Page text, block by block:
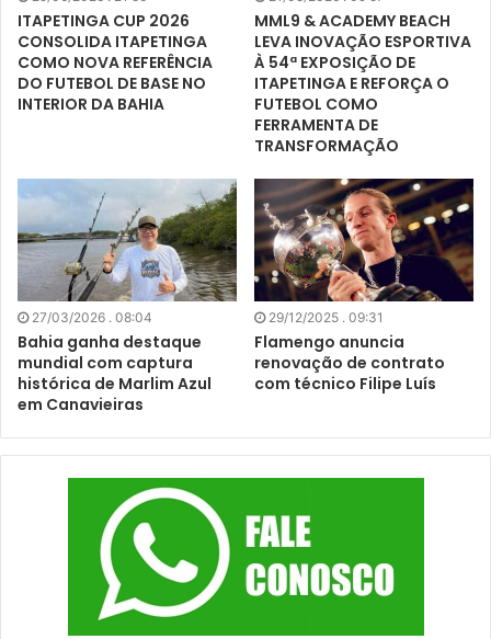
ITAPETINGA CUP 2026
CONSOLIDA ITAPETINGA
COMO NOVA REFERÊNCIA
DO FUTEBOL DE BASE NO
INTERIOR DA BAHIA
MML9 & ACADEMY BEACH
LEVA INOVAÇÃO ESPORTIVA
À 54ª EXPOSIÇÃO DE
ITAPETINGA E REFORÇA O
FUTEBOL COMO
FERRAMENTA DE
TRANSFORMAÇÃO
27/03/2026 . 08:04
Bahia ganha destaque
mundial com captura
histórica de Marlim Azul
em Canavieiras
29/12/2025 . 09:31
Flamengo anuncia
renovação de contrato
com técnico Filipe Luís